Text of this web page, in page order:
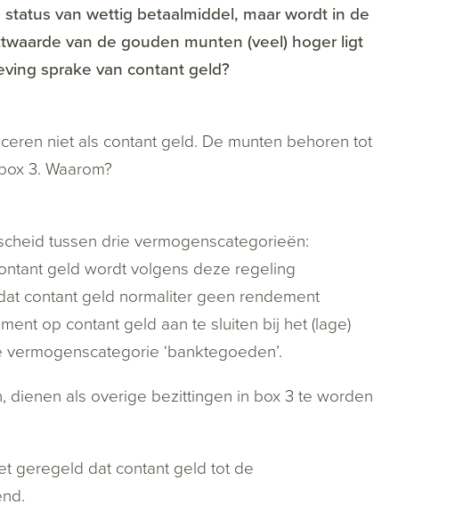
van wettig betaalmiddel, maar wordt in de
van de gouden munten (veel) hoger ligt
sprake van contant geld?
niet als contant geld. De munten behoren tot
3. Waarom?
tussen drie vermogenscategorieën:
geld wordt volgens deze regeling
contant geld normaliter geen rendement
op contant geld aan te sluiten bij het (lage)
‘banktegoeden’.
als overige bezittingen in box 3 te worden
geregeld dat contant geld tot de